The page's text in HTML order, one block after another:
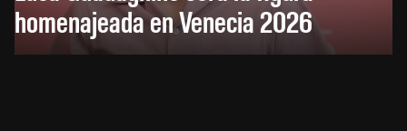
homenajeada en Venecia 2026